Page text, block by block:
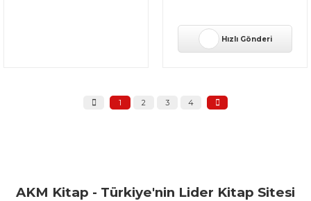
Hızlı Gönderi
1 2 3 4
AKM Kitap - Türkiye'nin Lider Kitap Sitesi